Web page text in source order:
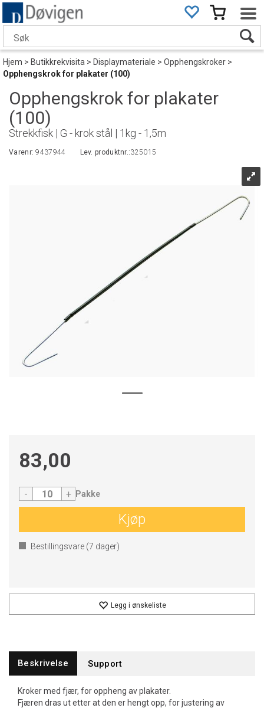
Hjem>Butikkrekvisita>Displaymateriale>Opphengskroker>
Opphengskrok for plakater (100)
Opphengskrok for plakater
(100)
Strekkfisk | G - krok stål | 1kg - 1,5m
Varenr:9437944 Lev. produktnr.:325015
83,00
- + Pakke
Kjøp
Bestillingsvare (7 dager)
Legg i ønskeliste
Beskrivelse Support
Kroker med fjær, for oppheng av plakater.
Fjæren dras ut etter at den er hengt opp, for justering av